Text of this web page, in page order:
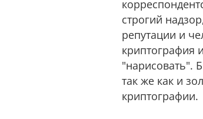
строгий
репутации и
криптография
"нарисовать".
так же как и
криптографии.